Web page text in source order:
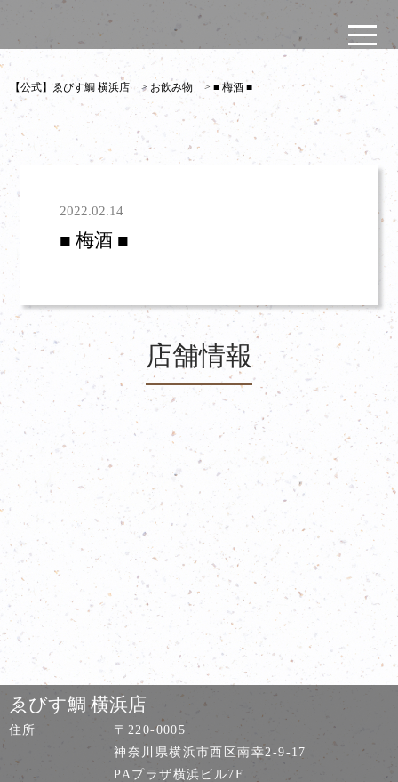
【公式】ゑびす鯛 横浜店 > お飲み物 >■ 梅酒 ■
2022.02.14
■ 梅酒 ■
店舗情報
ゑびす鯛 横浜店
住所
〒220-0005
神奈川県横浜市西区南幸2-9-17
PAプラザ横浜ビル7F